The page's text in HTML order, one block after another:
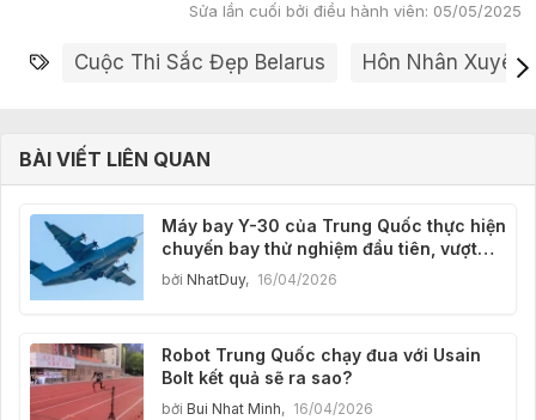
Sửa lần cuối bởi điều hành viên: 05/05/2025
Từ khóa
Cuộc Thi Sắc Đẹp Belarus Hôn Nhân Xuyên
BÀI VIẾT LIÊN QUAN
Máy bay Y-30 của Trung Quốc thực hiện
chuyến bay thử nghiệm đầu tiên, vượt
trội hơn C-130J, và "ông vua vận tải
hàng không" đã đổi chủ.
bởi NhatDuy, 16/04/2026
Robot Trung Quốc chạy đua với Usain
Bolt kết quả sẽ ra sao?
bởi Bui Nhat Minh, 16/04/2026